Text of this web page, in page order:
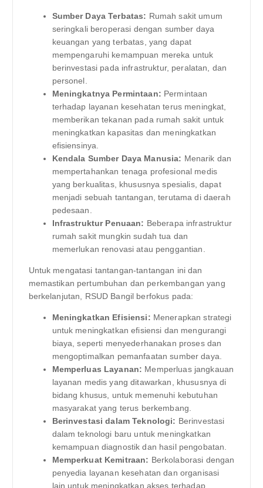
Sumber Daya Terbatas: Rumah sakit umum
seringkali beroperasi dengan sumber daya
keuangan yang terbatas, yang dapat
mempengaruhi kemampuan mereka untuk
berinvestasi pada infrastruktur, peralatan, dan
personel.
Meningkatnya Permintaan: Permintaan
terhadap layanan kesehatan terus meningkat,
memberikan tekanan pada rumah sakit untuk
meningkatkan kapasitas dan meningkatkan
efisiensinya.
Kendala Sumber Daya Manusia: Menarik dan
mempertahankan tenaga profesional medis
yang berkualitas, khususnya spesialis, dapat
menjadi sebuah tantangan, terutama di daerah
pedesaan.
Infrastruktur Penuaan: Beberapa infrastruktur
rumah sakit mungkin sudah tua dan
memerlukan renovasi atau penggantian.
Untuk mengatasi tantangan-tantangan ini dan
memastikan pertumbuhan dan perkembangan yang
berkelanjutan, RSUD Bangil berfokus pada:
Meningkatkan Efisiensi: Menerapkan strategi
untuk meningkatkan efisiensi dan mengurangi
biaya, seperti menyederhanakan proses dan
mengoptimalkan pemanfaatan sumber daya.
Memperluas Layanan: Memperluas jangkauan
layanan medis yang ditawarkan, khususnya di
bidang khusus, untuk memenuhi kebutuhan
masyarakat yang terus berkembang.
Berinvestasi dalam Teknologi: Berinvestasi
dalam teknologi baru untuk meningkatkan
kemampuan diagnostik dan hasil pengobatan.
Memperkuat Kemitraan: Berkolaborasi dengan
penyedia layanan kesehatan dan organisasi
lain untuk meningkatkan akses terhadap